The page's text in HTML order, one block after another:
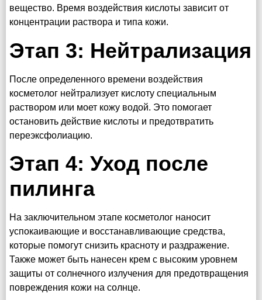
вещество. Время воздействия кислоты зависит от
концентрации раствора и типа кожи.
Этап 3: Нейтрализация
После определенного времени воздействия
косметолог нейтрализует кислоту специальным
раствором или моет кожу водой. Это помогает
остановить действие кислоты и предотвратить
переэксфолиацию.
Этап 4: Уход после
пилинга
На заключительном этапе косметолог наносит
успокаивающие и восстанавливающие средства,
которые помогут снизить красноту и раздражение.
Также может быть нанесен крем с высоким уровнем
защиты от солнечного излучения для предотвращения
повреждения кожи на солнце.